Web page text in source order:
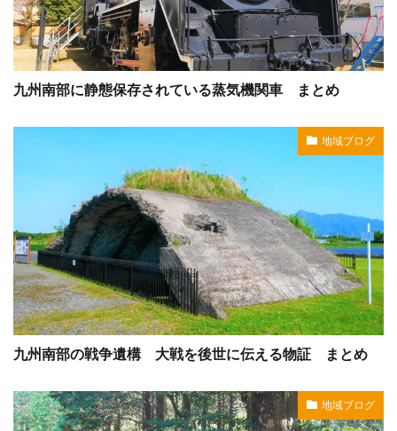
九州南部に静態保存されている蒸気機関車 まとめ
地域ブログ
九州南部の戦争遺構 大戦を後世に伝える物証 まとめ
地域ブログ